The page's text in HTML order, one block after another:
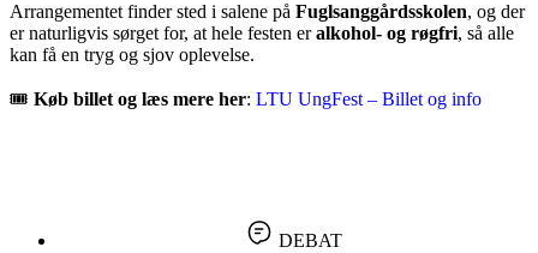
Arrangementet finder sted i salene på Fuglsanggårdsskolen, og der
er naturligvis sørget for, at hele festen eralkohol- og røgfri, så alle
kan få en tryg og sjov oplevelse.
🎟️ Køb billet og læs mere her: LTU UngFest – Billet og info
DEBAT